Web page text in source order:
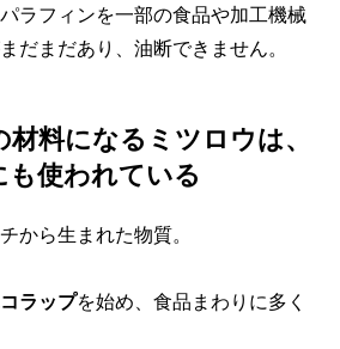
ラフィンを一部の食品や加工機械
だまだあり、油断できません。
料になるミツロウは、
使われている
から生まれた物質。
ラップを始め、食品まわりに多く